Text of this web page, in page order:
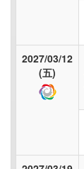
2027/03/12
(五)